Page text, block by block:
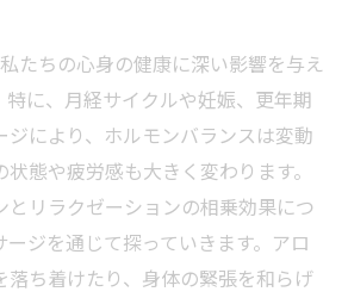
たちの心身の健康に深い影響を与え
特に、月経サイクルや妊娠、更年期
ジにより、ホルモンバランスは変動
態や疲労感も大きく変わります。
とリラクゼーションの相乗効果につ
ジを通じて探っていきます。アロ
落ち着けたり、身体の緊張を和らげ